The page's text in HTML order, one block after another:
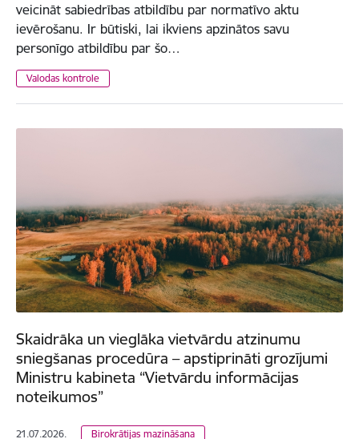
veicināt sabiedrības atbildību par normatīvo aktu
ievērošanu. Ir būtiski, lai ikviens apzinātos savu
personīgo atbildību par šo…
Valodas kontrole
Skaidrāka un vieglāka vietvārdu atzinumu
sniegšanas procedūra – apstiprināti grozījumi
Ministru kabineta “Vietvārdu informācijas
noteikumos”
21.07.2026. Birokrātijas mazināšana